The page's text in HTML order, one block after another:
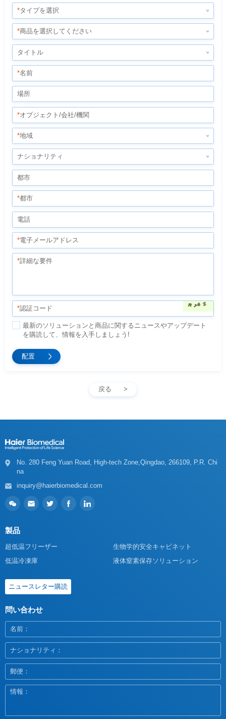
*タイプを選択
*商品を選択してください
タイトル
*名前
場所
*オブジェクト/会社/機関
*地域
ナショナリティ
都市
*都市
電話
*電子メールアドレス
*詳細な要件
*認証コード
を購読して、情報を入手しましょう!
戻る
na
inquiry@haierbiomedical.com
製品
超低温フリーザー
生物学的安全キャビネット
低温冷凍庫
液体窒素保存ソリューション
ニュースレター購読
問い合わせ